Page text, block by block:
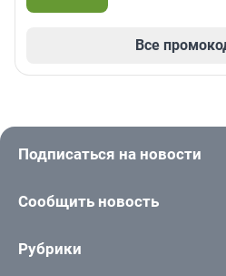
Все
Подписаться на новости
Сообщить новость
Рубрики